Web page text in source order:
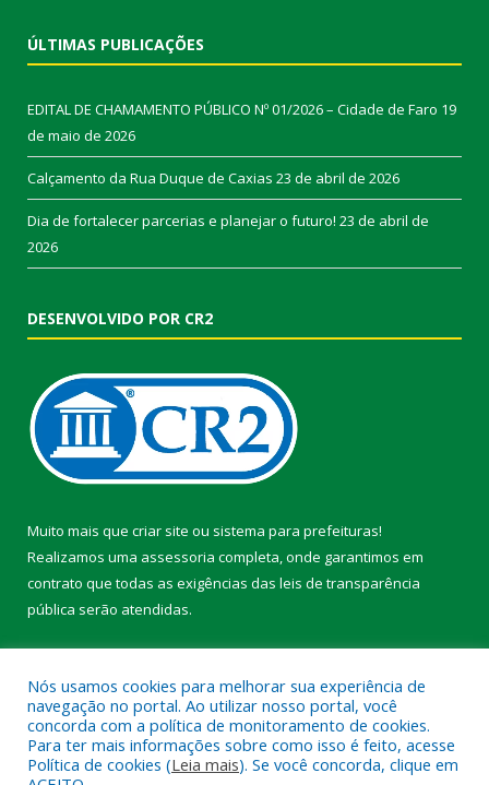
ÚLTIMAS PUBLICAÇÕES
EDITAL DE CHAMAMENTO PÚBLICO Nº 01/2026 – Cidade de Faro 19
de maio de 2026
Calçamento da Rua Duque de Caxias 23 de abril de 2026
Dia de fortalecer parcerias e planejar o futuro! 23 de abril de
2026
DESENVOLVIDO POR CR2
Muito mais que criar site ou sistema para prefeituras!
Realizamos uma assessoria completa, onde garantimos em
contrato que todas as exigências das leis de transparência
pública serão atendidas.
Todos os direitos reservados a Prefeitura Municipal de Faro.
Nós usamos cookies para melhorar sua experiência de
navegação no portal. Ao utilizar nosso portal, você
concorda com a política de monitoramento de cookies.
Para ter mais informações sobre como isso é feito, acesse
Política de cookies (Leia mais). Se você concorda, clique em